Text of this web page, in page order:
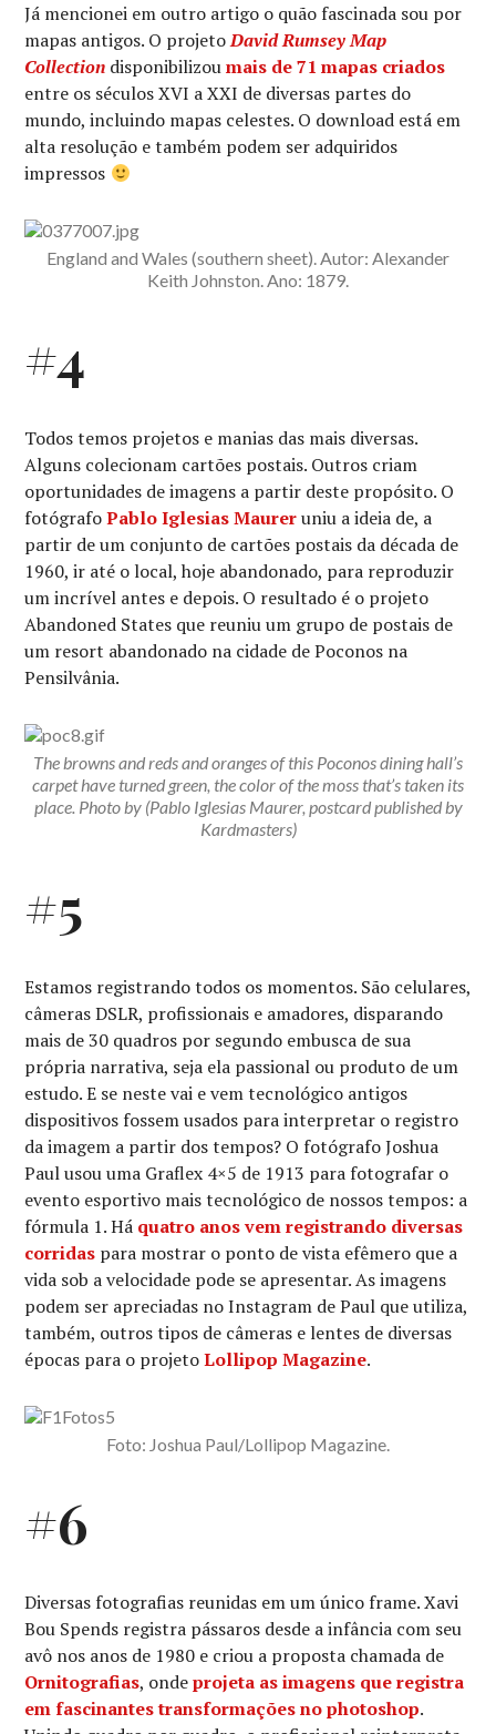
Já mencionei em outro artigo o quão fascinada sou por
mapas antigos. O projetoDavid Rumsey Map
Collection disponibilizoumais de 71 mapas criados
entre os séculos XVI a XXI de diversas partes do
mundo, incluindo mapas celestes. O download está em
alta resolução e também podem ser adquiridos
impressos
England and Wales (southern sheet). Autor: Alexander
Keith Johnston. Ano: 1879.
#4
Todos temos projetos e manias das mais diversas.
Alguns colecionam cartões postais. Outros criam
oportunidades de imagens a partir deste propósito. O
fotógrafoPablo Iglesias Maureruniu a ideia de, a
partir de um conjunto de cartões postais da década de
1960, ir até o local, hoje abandonado, para reproduzir
um incrível antes e depois. O resultado é o projeto
Abandoned States que reuniu um grupo de postais de
um resort abandonado na cidade de Poconos na
Pensilvânia.
The browns and reds and oranges of this Poconos dining hall’s
carpet have turned green, the color of the moss that’s taken its
place. Photo by (Pablo Iglesias Maurer, postcard published by
Kardmasters)
#5
Estamos registrando todos os momentos. São celulares,
câmeras DSLR, profissionais e amadores, disparando
mais de 30 quadros por segundo embusca de sua
própria narrativa, seja ela passional ou produto de um
estudo. E se neste vai e vem tecnológico antigos
dispositivos fossem usados para interpretar o registro
da imagem a partir dos tempos? O fotógrafo Joshua
Paul usou uma Graflex 4×5 de 1913 para fotografar o
evento esportivo mais tecnológico de nossos tempos: a
fórmula 1. Há quatro anos vem registrando diversas
corridas para mostrar o ponto de vista efêmero que a
vida sob a velocidade pode se apresentar. As imagens
podem ser apreciadas no Instagram de Paul que utiliza,
também, outros tipos de câmeras e lentes de diversas
épocas para o projetoLollipop Magazine.
Foto: Joshua Paul/Lollipop Magazine.
#6
Diversas fotografias reunidas em um único frame. Xavi
Bou Spends registra pássaros desde a infância com seu
avô nos anos de 1980 e criou a proposta chamada de
Ornitografias, ondeprojeta as imagens que registra
em fascinantes transformações no photoshop.